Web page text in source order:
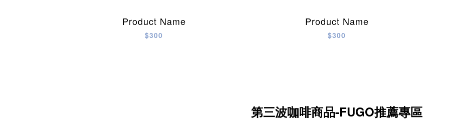
Product Name
$300
Product Name
$300
第三波咖啡商品-FUGO推薦專區